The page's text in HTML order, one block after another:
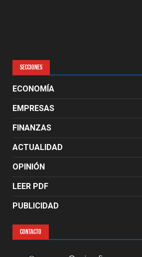
SECCIONES
ECONOMÍA
EMPRESAS
FINANZAS
ACTUALIDAD
OPINIÓN
LEER PDF
PUBLICIDAD
CONTACTO